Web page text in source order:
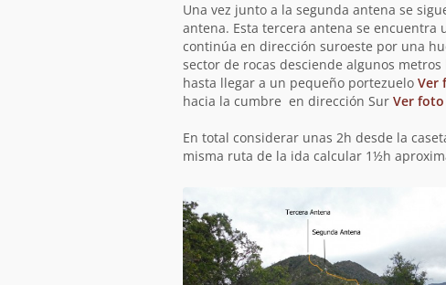
Una vez junto a la segunda antena se
antena. Esta tercera antena se encuentra
continúa en dirección suroeste por una
sector de rocas desciende algunos
hasta llegar a un pequeño portezuelo Ver
hacia la cumbre en dirección Sur Ver foto
En total considerar unas 2h desde la
misma ruta de la ida calcular 1½h